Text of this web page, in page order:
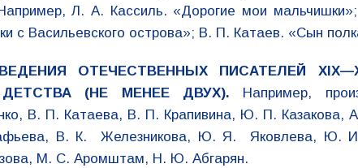
Л. А. Кассиль. «Дорогие мои
с Васильевского острова»; В. П. Катаев. «Сын
ОТЕЧЕСТВЕННЫХ ПИСАТЕЛЕЙ
(НЕ МЕНЕЕ ДВУХ). Например,
В. П. Катаева, В. П. Крапивина, Ю. П. Казакова,
В. К. Железникова, Ю. Я. Яковлева, Ю.
М. С. Аромштам, Н. Ю. Абгарян.